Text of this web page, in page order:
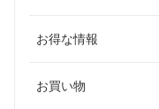
お得な情報
お買い物